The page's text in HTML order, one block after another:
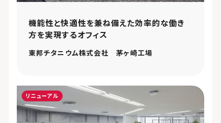
機能性と快適性を兼ね備えた効率的な働き
方を実現するオフィス
東邦チタニウム株式会社 茅ヶ崎工場
リニューアル